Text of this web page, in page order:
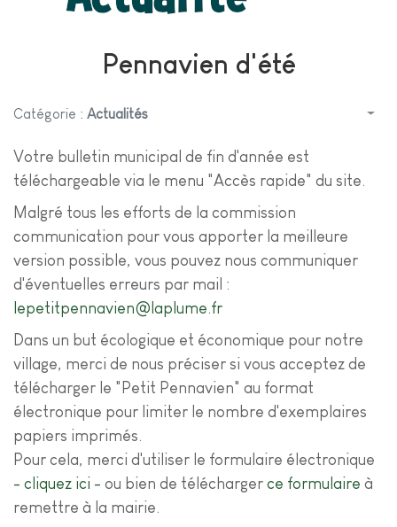
Pennavien d'été
Catégorie : Actualités
Votre bulletin municipal de fin d'année est
téléchargeable via le menu "Accès rapide" du site.
Malgré tous les efforts de la commission
communication pour vous apporter la meilleure
version possible, vous pouvez nous communiquer
d'éventuelles erreurs par mail :
lepetitpennavien@laplume.fr
Dans un but écologique et économique pour notre
village, merci de nous préciser si vous acceptez de
télécharger le "Petit Pennavien" au format
électronique pour limiter le nombre d'exemplaires
papiers imprimés.
Pour cela, merci d'utiliser le formulaire électronique
- cliquez ici - ou bien de télécharger ce formulaire à
remettre à la mairie.